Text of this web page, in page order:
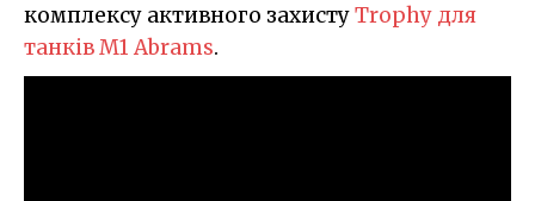
комплексу активного захистуTrophy для
танків M1 Abrams.